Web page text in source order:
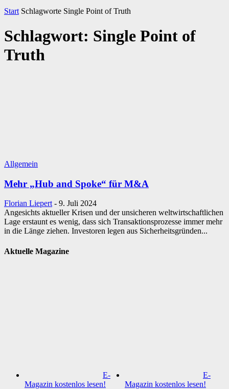
Start Schlagworte Single Point of Truth
Schlagwort: Single Point of
Truth
Allgemein
Mehr „Hub and Spoke“ für M&A
Florian Liepert - 9. Juli 2024
Angesichts aktueller Krisen und der unsicheren weltwirtschaftlichen
Lage erstaunt es wenig, dass sich Transaktionsprozesse immer mehr
in die Länge ziehen. Investoren legen aus Sicherheitsgründen...
Aktuelle Magazine
E-
Magazin kostenlos lesen!
E-
Magazin kostenlos lesen!